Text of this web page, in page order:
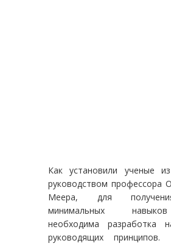
Как установили ученые
руководством профессора
Меера, для
минимальных
необходима разработка
руководящих